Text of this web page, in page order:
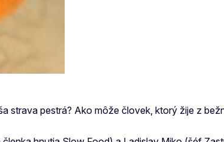
strava pestrá? Ako môže človek, ktorý žije z